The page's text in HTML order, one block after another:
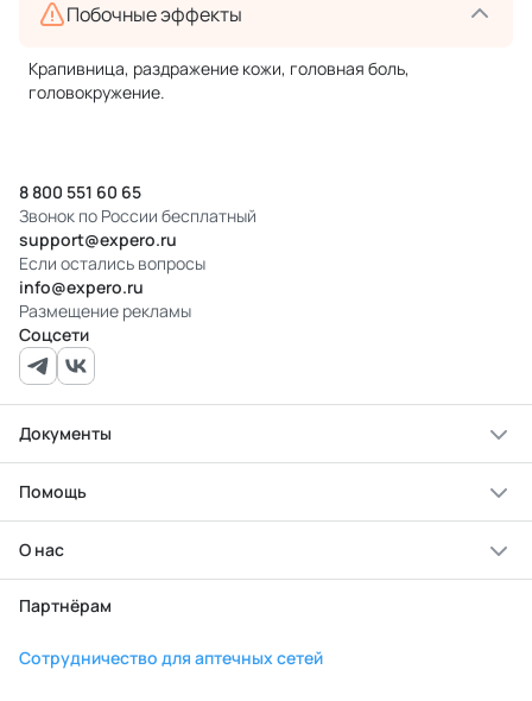
Побочные эффекты
Крапивница, раздражение кожи, головная боль,
головокружение.
8 800 551 60 65
Звонок по России бесплатный
support@expero.ru
Если остались вопросы
info@expero.ru
Размещение рекламы
Соцсети
Документы
Помощь
О нас
Партнёрам
Сотрудничество для аптечных сетей